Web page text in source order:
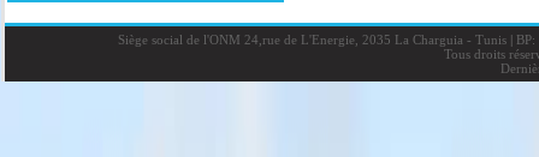
Siège social de l'ONM 24,rue de L'Energie, 2035 La Charguia - Tunis |BP:
Tous droits